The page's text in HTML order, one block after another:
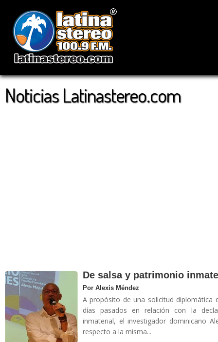
Noticias Latinastereo.com
De salsa y patrimonio
Por Alexis Méndez
A propósito de una solicitud diplomática
días pasados en relación con la
inmaterial, el investigador dominicano
respecto a la misma...